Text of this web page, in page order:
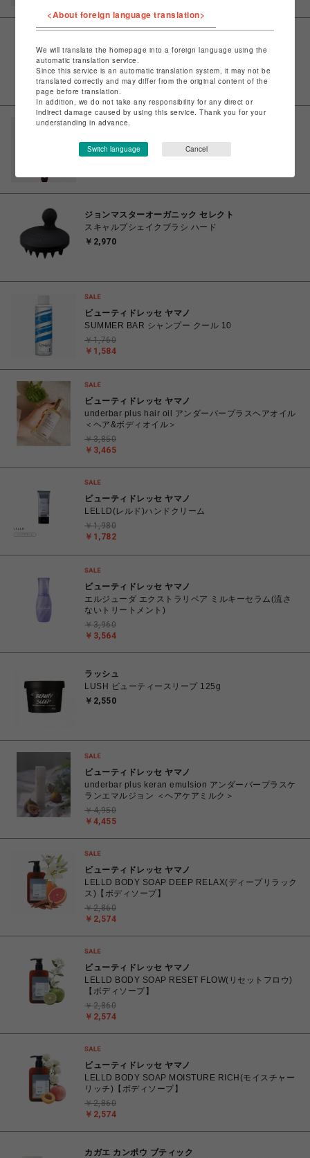
ベントパドルブラシ
￥4,400
ジョンマスターオーガニック セレクト
￥4,620
ジョンマスターオーガニック セレクト
スキャルプシェイクブラシ ハード
￥2,970
ビューティドレッセ ヤマノ
SUMMER BAR シャンプー クール 10
￥1,584
￥1,760
ビューティドレッセ ヤマノ
underbar plus hair oil アンダーバープラスヘアオイル
＜ヘア&ボディオイル＞
￥3,465
￥3,850
ビューティドレッセ ヤマノ
LELLD(レルド)ハンドクリーム
￥1,782
￥1,980
ビューティドレッセ ヤマノ
エルジューダ エクストラリペア ミルキーセラム(流さ
ないトリートメント)
￥3,564
￥3,960
ラッシュ
LUSH ビューティースリープ 125g
￥2,550
ビューティドレッセ ヤマノ
underbar plus keran emulsion アンダーバープラスケ
ランエマルジョン ＜ヘアケアミルク＞
￥4,455
￥4,950
ビューティドレッセ ヤマノ
LELLD BODY SOAP DEEP RELAX(ディープリラック
ス)【ボディソープ】
￥2,574
￥2,860
ビューティドレッセ ヤマノ
LELLD BODY SOAP RESET FLOW(リセットフロウ)
【ボディソープ】
￥2,574
￥2,860
ビューティドレッセ ヤマノ
LELLD BODY SOAP MOISTURE RICH(モイスチャー
リッチ)【ボディソープ】
￥2,574
￥2,860
カガエ カンポウ ブティック
<About foreign language translation>
We will translate the homepage into a foreign language using the
automatic translation service.
Since this service is an automatic translation system, it may not be
translated correctly and may differ from the original content of the
page before translation.
In addition, we do not take any responsibility for any direct or
indirect damage caused by using this service. Thank you for your
understanding in advance.
Switch language Cancel